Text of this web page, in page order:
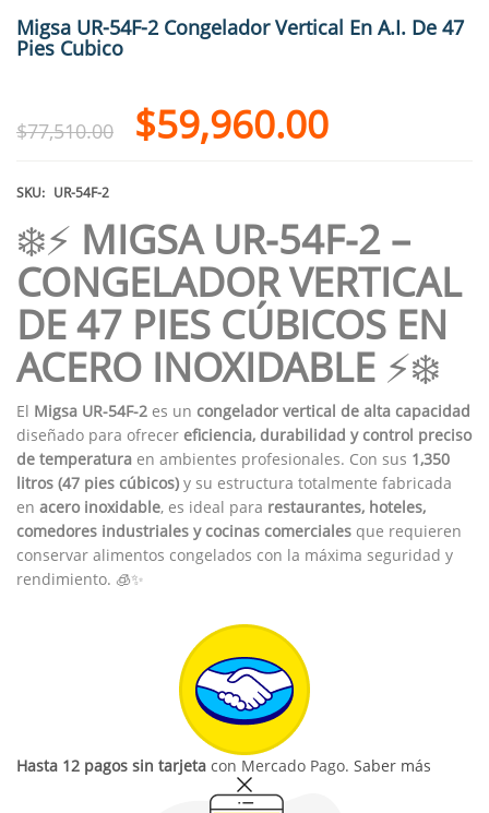
Migsa UR-54F-2 Congelador Vertical En A.I. De 47
Pies Cubico
$77,510.00 $59,960.00
SKU: UR-54F-2
❄️⚡ MIGSA UR-54F-2 –
CONGELADOR VERTICAL
DE 47 PIES CÚBICOS EN
ACERO INOXIDABLE ⚡❄️
El Migsa UR-54F-2 es un congelador vertical de alta capacidad
diseñado para ofrecer eficiencia, durabilidad y control preciso
de temperatura en ambientes profesionales. Con sus 1,350
litros (47 pies cúbicos) y su estructura totalmente fabricada
en acero inoxidable, es ideal para restaurantes, hoteles,
comedores industriales y cocinas comerciales que requieren
conservar alimentos congelados con la máxima seguridad y
rendimiento. 🧊✨
Hasta 12 pagos sin tarjeta con Mercado Pago. Saber más